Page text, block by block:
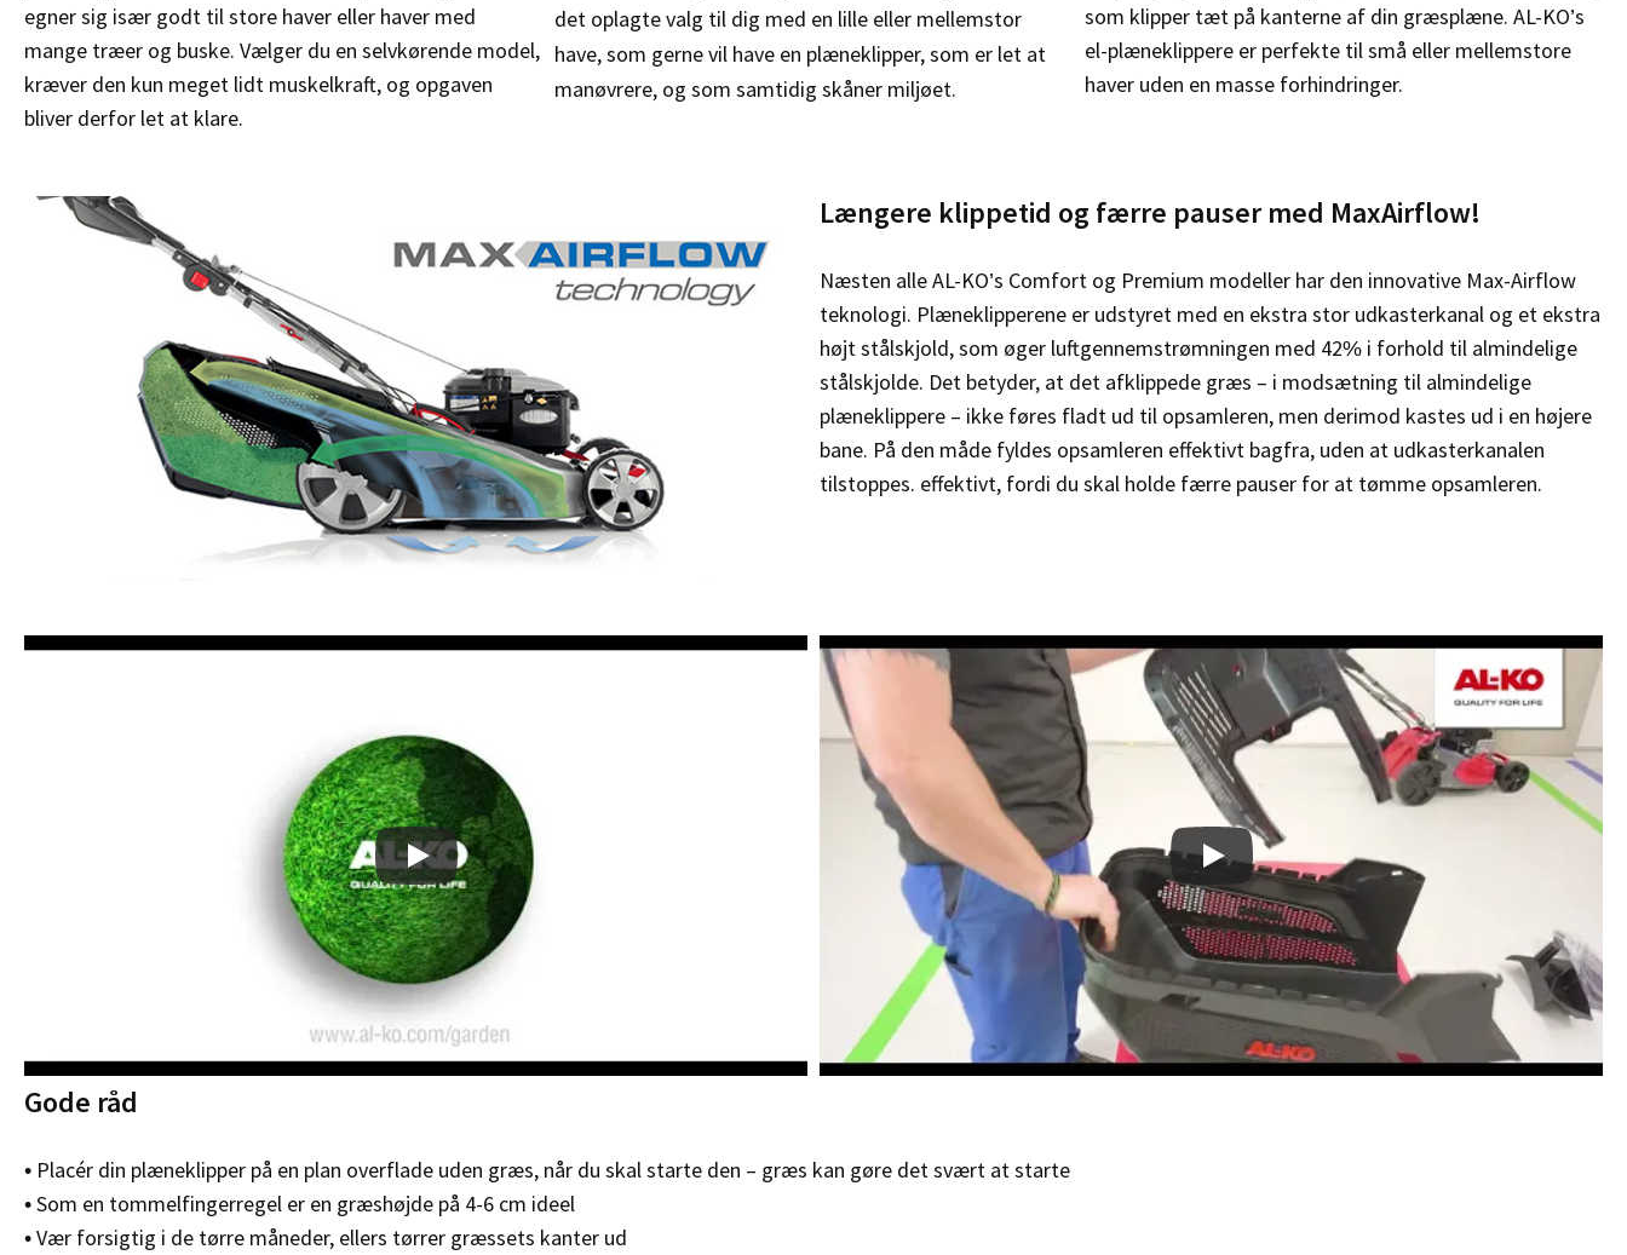
egner sig især godt til store haver eller haver med
mange træer og buske. Vælger du en selvkørende model,
kræver den kun meget lidt muskelkraft, og opgaven
bliver derfor let at klare.
det oplagte valg til dig med en lille eller mellemstor
have, som gerne vil have en plæneklipper,som er let at
manøvrere, og som samtidig skåner miljøet.
som klipper tæt på kanterne af din græsplæne. AL-KO’s
el-plæneklippere er perfekte til små eller mellemstore
haver uden en masse forhindringer.
Længere klippetid og færre pauser med MaxAirflow!
Næsten alle AL-KO’s Comfort og Premium modeller har den innovative Max-Airflow
teknologi. Plæneklipperene er udstyret med en ekstra stor udkasterkanal og et ekstra
højt stålskjold, som øger luftgennemstrømningen med 42% i forhold til almindelige
stålskjolde. Det betyder, at det afklippede græs – i modsætning til almindelige
plæneklippere – ikke føres fladt ud til opsamleren, men derimod kastes ud i en højere
bane. På den måde fyldes opsamleren effektivt bagfra, uden at udkasterkanalen
tilstoppes. effektivt, fordi du skal holde færre pauser for at tømme opsamleren.
Gode råd
• Placér din plæneklipper på en plan overflade uden græs, når du skal starte den – græs kan gøre det svært at starte
• Som en tommelfingerregel er en græshøjde på 4-6 cm ideel
• Vær forsigtig i de tørre måneder, ellers tørrer græssets kanter ud